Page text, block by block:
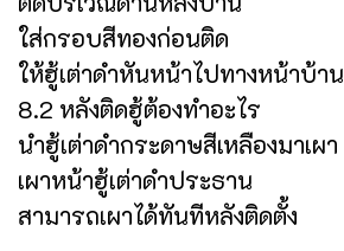
ใส่กรอบสีทองก่อนติด
ให้ฮู้เต่าดำหันหน้าไปทางหน้าบ้าน
8.2 หลังติดฮู้ต้องทำอะไร
นำฮู้เต่าดำกระดาษสีเหลืองมาเผา
เผาหน้าฮู้เต่าดำประธาน
สามารถเผาได้ทันทีหลังติดตั้ง